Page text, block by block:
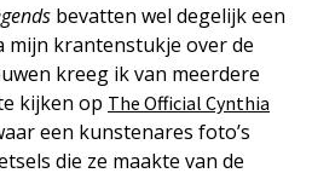
bevatten wel degelijk een
mijn krantenstukje over de
kreeg ik van meerdere
kijken op The Official Cynthia
een kunstenares foto’s
die ze maakte van de